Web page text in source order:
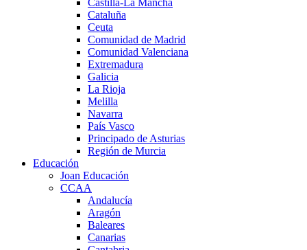
Cataluña
Ceuta
Comunidad de Madrid
Comunidad Valenciana
Extremadura
Galicia
La Rioja
Melilla
Navarra
País Vasco
Principado de Asturias
Región de Murcia
Educación
Joan Educación
CCAA
Andalucía
Aragón
Baleares
Canarias